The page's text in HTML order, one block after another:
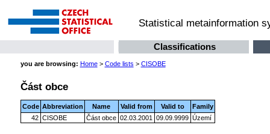
Statistical metainformation
Classifications
you are browsing: Home> Code lists > CISOBE
Část obce
Code Abbreviation Name Valid from Valid to
Family
42 CISOBE Část obce 02.03.2001 09.09.9999 Území